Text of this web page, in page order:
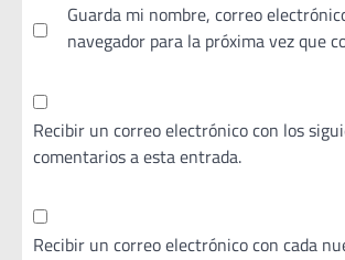
Guarda mi nombre, correo
navegador para la próxima vez que
Recibir un correo electrónico con los
comentarios a esta entrada.
Recibir un correo electrónico con cada